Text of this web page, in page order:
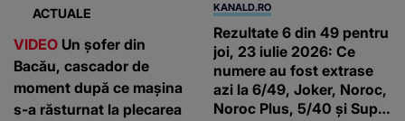
ACTUALE
VIDEO Un șofer din
Bacău, cascador de
moment după ce mașina
s-a răsturnat la plecarea
KANALD.RO
Rezultate 6 din 49 pentru
joi, 23 iulie 2026: Ce
numere au fost extrase
azi la 6/49, Joker, Noroc,
Noroc Plus, 5/40 și Super